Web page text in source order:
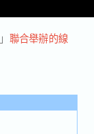
」 聯合舉辦的線